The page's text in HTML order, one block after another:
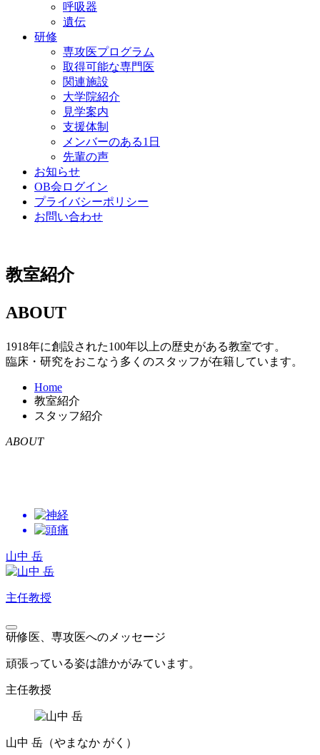
呼吸器
遺伝
研修
専攻医プログラム
取得可能な専門医
関連施設
大学院紹介
見学案内
支援体制
メンバーのある1日
先輩の声
お知らせ
OB会ログイン
プライバシーポリシー
お問い合わせ
教室紹介
ABOUT
1918年に創設された100年以上の歴史がある教室です。
臨床・研究をおこなう多くのスタッフが在籍しています。
Home
教室紹介
スタッフ紹介
ABOUT
山中 岳
主任教授
研修医、専攻医へのメッセージ
頑張っている姿は誰かがみています。
主任教授
山中 岳 （やまなか がく）